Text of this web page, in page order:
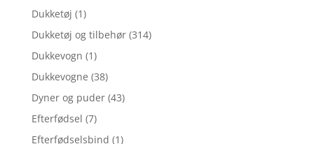
Dukketøj (1)
Dukketøj og tilbehør (314)
Dukkevogn (1)
Dukkevogne (38)
Dyner og puder (43)
Efterfødsel (7)
Efterfødselsbind (1)